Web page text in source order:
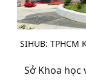
SIHUB: TPHCM
Sở Khoa học